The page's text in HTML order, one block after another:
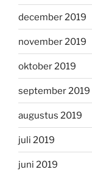
december 2019
november 2019
oktober 2019
september 2019
augustus 2019
juli 2019
juni 2019